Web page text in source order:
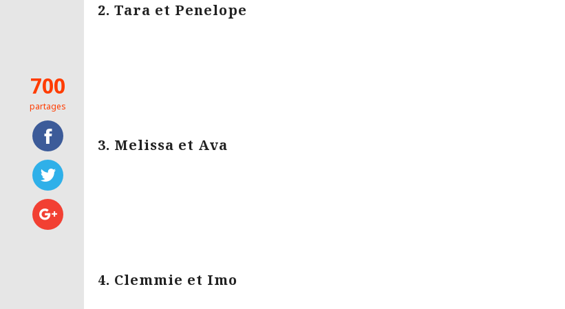
2. Tara et Penelope
3. Melissa et Ava
4. Clemmie et Imo
700
partages